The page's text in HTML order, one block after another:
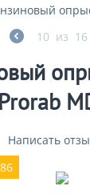
10 из 16
Prorab
Написать